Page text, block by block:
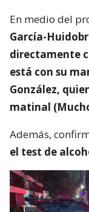
En medio del
García-
directamente
está con su
González,
matinal
Además,
el test de